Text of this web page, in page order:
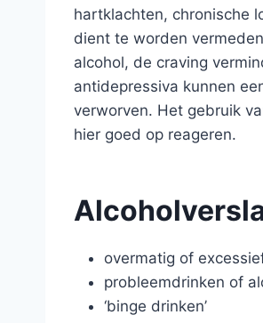
hartklachten, chronische
dient te worden
alcohol, de craving
antidepressiva kunnen
verworven. Het gebruik
hier goed op reageren.
overmatig of
probleemdrinken of
‘binge drinken’